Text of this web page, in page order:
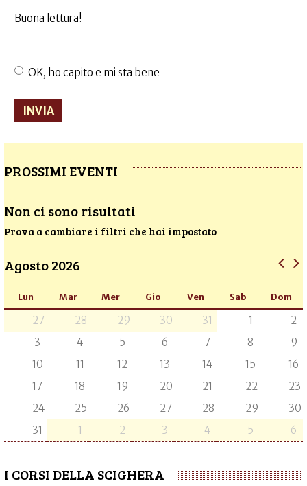
Buona lettura!
OK, ho capito e mi sta bene
trattamento
*
INVIA
PROSSIMI EVENTI
Non ci sono risultati
Prova a cambiare i filtri che hai impostato
Agosto 2026
Lun Mar Mer Gio Ven Sab Dom
27 28 29 30 31 1
2
3
4 5 6 7 8
9
10
11 12 13 14 15
16
17
18 19 20 21 22
23
24
25 26 27 28 29
30
31
1 2 3 4 5 6
I CORSI DELLA SCIGHERA